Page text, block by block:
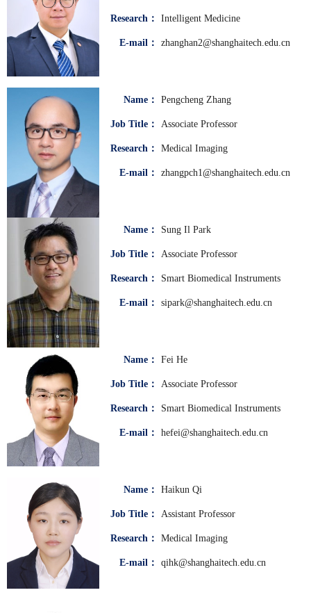
Research： Intelligent Medicine
E-mail： zhanghan2@shanghaitech.edu.cn
Name： Pengcheng Zhang
Job Title： Associate Professor
Research： Medical Imaging
E-mail： zhangpch1@shanghaitech.edu.cn
Name： Sung Il Park
Job Title： Associate Professor
Research： Smart Biomedical Instruments
E-mail： sipark@shanghaitech.edu.cn
Name： Fei He
Job Title： Associate Professor
Research： Smart Biomedical Instruments
E-mail： hefei@shanghaitech.edu.cn
Name： Haikun Qi
Job Title： Assistant Professor
Research： Medical Imaging
E-mail： qihk@shanghaitech.edu.cn